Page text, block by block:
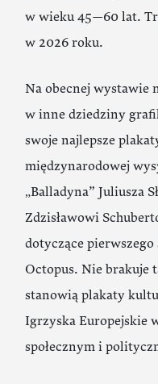
w wieku 45—60 lat.
w 2026 roku.
Na obecnej wystawie
w inne dziedziny
swoje najlepsze
międzynarodowej
„Balladyna” Juliusza
Zdzisławowi
dotyczące
Octopus. Nie brakuje
stanowią plakaty
Igrzyska Europejskie
społecznym i